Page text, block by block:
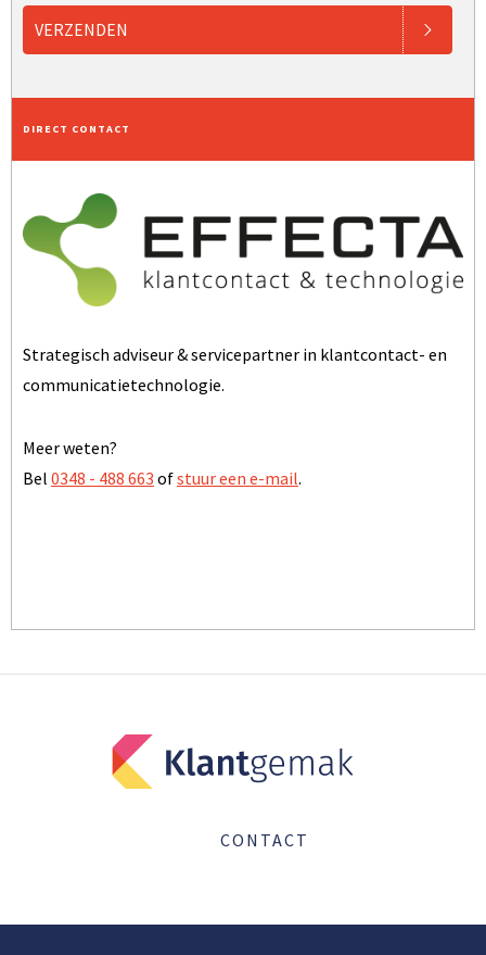
VERZENDEN
DIRECT CONTACT
Strategisch adviseur & servicepartner in klantcontact- en
communicatietechnologie.
Meer weten?
Bel 0348 - 488 663 ofstuur een e-mail.
CONTACT